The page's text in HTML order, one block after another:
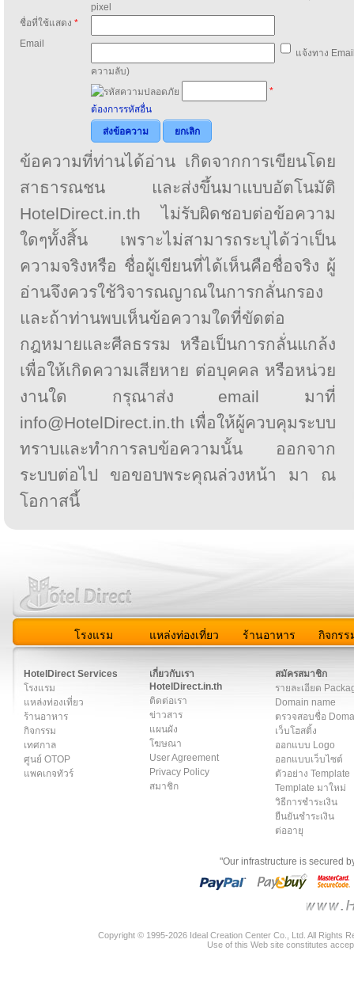
pixel
ชื่อที่ใช้แสดง *
Email
แจ้งทาง
ความลับ)
*
ต้องการรหัสอื่น
ส่งข้อความ
ยกเลิก
ข้อความที่ท่านได้อ่าน เกิดจากการเขียนโดย
สาธารณชน และส่งขึ้นมาแบบอัตโนมัติ
HotelDirect.in.th ไม่รับผิดชอบต่อข้อความ
ใดๆทั้งสิ้น เพราะไม่สามารถระบุได้ว่าเป็น
ความจริงหรือ ชื่อผู้เขียนที่ได้เห็นคือชื่อจริง ผู้
อ่านจึงควรใช้วิจารณญาณในการกลั่นกรอง
และถ้าท่านพบเห็นข้อความใดที่ขัดต่อ
กฎหมายและศีลธรรม หรือเป็นการกลั่นแกล้ง
เพื่อให้เกิดความเสียหาย ต่อบุคคล หรือหน่วย
งานใด กรุณาส่ง email มาที่
info@HotelDirect.in.th เพื่อให้ผู้ควบคุมระบบ
ทราบและทำการลบข้อความนั้น ออกจาก
ระบบต่อไป ขอขอบพระคุณล่วงหน้า มา ณ
โอกาสนี้
โรงแรม แหล่งท่องเที่ยว ร้านอาหาร กิจกรร
HotelDirect Services
โรงแรม
แหล่งท่องเที่ยว
ร้านอาหาร
กิจกรรม
เทศกาล
ศูนย์ OTOP
แพคเกจทัวร์
เกี่ยวกับเรา
HotelDirect.in.th
ติดต่อเรา
ข่าวสาร
แผนผัง
โฆษณา
User Agreement
Privacy Policy
สมาชิก
สมัครสมาชิก
รายละเอียด
Domain name
ตรวจสอบชื่อ
เว็บโฮสติ้ง
ออกแบบ Logo
ออกแบบเว็บไซต์
ตัวอย่าง Template
Template มาใหม่
วิธีการชำระเงิน
ยืนยันชำระเงิน
ต่ออายุ
"Our infrastructure is secured
Copyright © 1995-2026 Ideal Creation Center Co., Ltd. All Rights
Use of this Web site constitutes